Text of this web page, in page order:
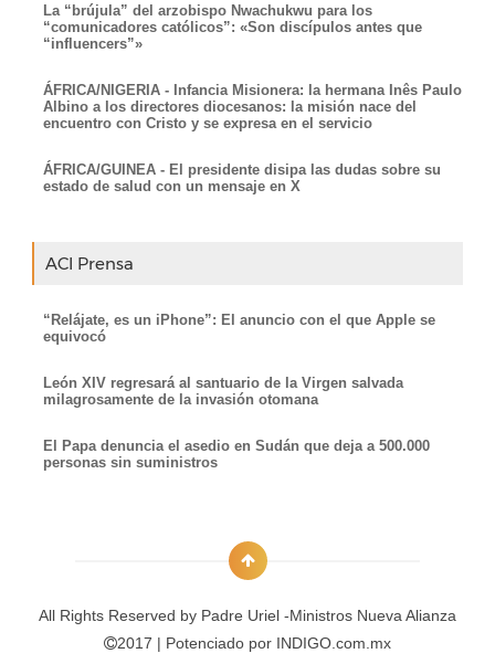
La “brújula” del arzobispo Nwachukwu para los
“comunicadores católicos”: «Son discípulos antes que
“influencers”»
ÁFRICA/NIGERIA - Infancia Misionera: la hermana Inês Paulo
Albino a los directores diocesanos: la misión nace del
encuentro con Cristo y se expresa en el servicio
ÁFRICA/GUINEA - El presidente disipa las dudas sobre su
estado de salud con un mensaje en X
ACI Prensa
“Relájate, es un iPhone”: El anuncio con el que Apple se
equivocó
León XIV regresará al santuario de la Virgen salvada
milagrosamente de la invasión otomana
El Papa denuncia el asedio en Sudán que deja a 500.000
personas sin suministros
All Rights Reserved by Padre Uriel -Ministros Nueva Alianza
2017 | Potenciado por INDIGO.com.mx